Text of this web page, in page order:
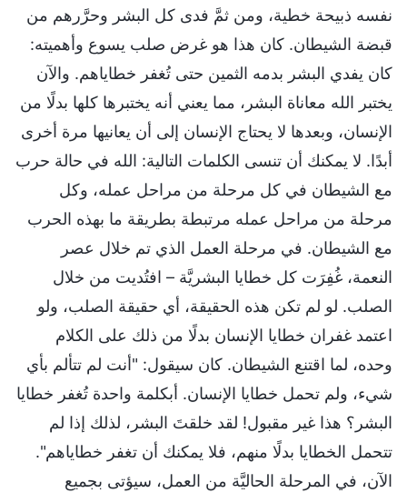
نفسه ذبيحة خطية، ومن ثمَّ فدى كل البشر وحرَّرهم من
قبضة الشيطان. كان هذا هو غرض صلب يسوع وأهميته:
كان يفدي البشر بدمه الثمين حتى تُغفر خطاياهم. والآن
يختبر الله معاناة البشر، مما يعني أنه يختبرها كلها بدلًا من
الإنسان، وبعدها لا يحتاج الإنسان إلى أن يعانيها مرة أخرى
أبدًا. لا يمكنك أن تنسى الكلمات التالية: الله في حالة حرب
مع الشيطان في كل مرحلة من مراحل عمله، وكل
مرحلة من مراحل عمله مرتبطة بطريقة ما بهذه الحرب
مع الشيطان. في مرحلة العمل الذي تم خلال عصر
النعمة، غُفِرَت كل خطايا البشريَّة – افتُديت من خلال
الصلب. لو لم تكن هذه الحقيقة، أي حقيقة الصلب، ولو
اعتمد غفران خطايا الإنسان بدلًا من ذلك على الكلام
وحده، لما اقتنع الشيطان. كان سيقول: "أنت لم تتألم بأي
شيء، ولم تحمل خطايا الإنسان. أبكلمة واحدة تُغفر خطايا
البشر؟ هذا غير مقبول! لقد خلقتَ البشر، لذلك إذا لم
تتحمل الخطايا بدلًا منهم، فلا يمكنك أن تغفر خطاياهم".
الآن، في المرحلة الحاليَّة من العمل، سيؤتى بجميع